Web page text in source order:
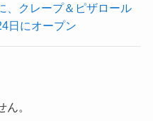
、クレープ＆ピザロール
日にオープン
。